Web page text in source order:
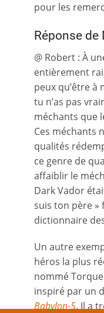
pour les
Réponse
@ Robert : À
entièrement
peux qu’être à
tu n’as pas
méchants que
Ces méchants
qualités
ce genre de
affaiblir le
Dark Vador
suis ton père »
dictionnaire
Un autre
héros la plus
nommé
inspiré par un
Babylon-5. Il a